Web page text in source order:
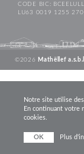
CODE BIC: BCEELULL
LU63 0019 1255
©2026 Mathëllef
Notre site utilise des
En continuant votre
cookies.
OK Plus